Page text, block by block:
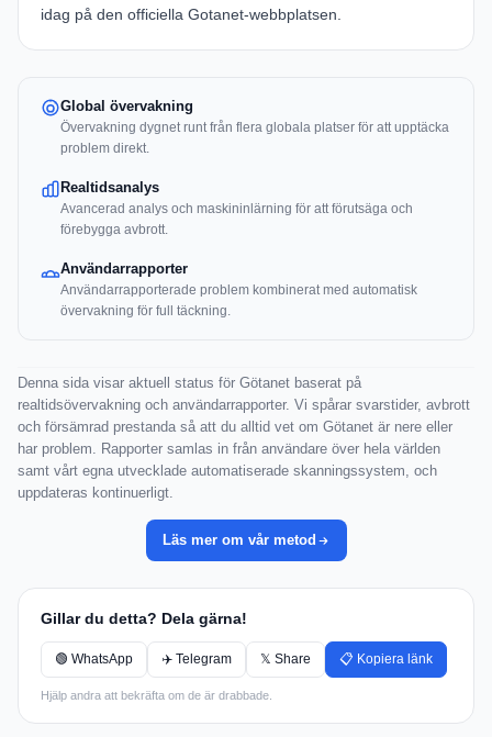
idag på den officiella Gotanet-webbplatsen.
Global övervakning
Övervakning dygnet runt från flera globala platser för att upptäcka
problem direkt.
Realtidsanalys
Avancerad analys och maskininlärning för att förutsäga och
förebygga avbrott.
Användarrapporter
Användarrapporterade problem kombinerat med automatisk
övervakning för full täckning.
Denna sida visar aktuell status för Götanet baserat på
realtidsövervakning och användarrapporter. Vi spårar svarstider, avbrott
och försämrad prestanda så att du alltid vet om Götanet är nere eller
har problem. Rapporter samlas in från användare över hela världen
samt vårt egna utvecklade automatiserade skanningssystem, och
uppdateras kontinuerligt.
Läs mer om vår metod
Gillar du detta? Dela gärna!
🟢 WhatsApp ✈️ Telegram 𝕏 Share 📋 Kopiera länk
Hjälp andra att bekräfta om de är drabbade.